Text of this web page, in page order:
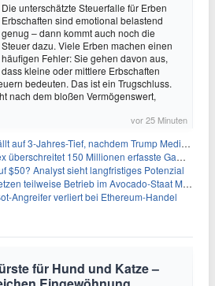
Die unterschätzte Steuerfalle für Erben
Erbschaften sind emotional belastend
genug – dann kommt auch noch die
Steuer dazu. Viele Erben machen einen
häufigen Fehler: Sie gehen davon aus,
dass kleine oder mittlere Erbschaften
bedeuten. Das ist ein Trugschluss.
nach dem bloßen Vermögenswert,
vor 25 Minuten
Jahres-Tief, nachdem Trump Media zwei große Crypto.com-Deals storniert
150 Millionen erfasste Gaming-Ereignisse in Echtzeit-Datenpipeline
$50? Analyst sieht langfristiges Potenzial
teilweise Betrieb im Avocado-Staat Michoacán in Mexiko wieder in Gang
Angreifer verliert bei Ethereum-Handel
für Hund und Katze –